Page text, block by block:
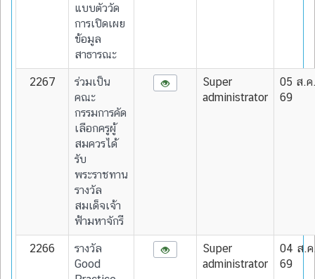
แบบตัววัด
การเปิดเผย
ข้อมูล
สาธารณะ
2267
ร่วมเป็น
คณะ
กรรมการคัด
เลือกครูผู้
สมควรได้
รับ
พระราชทาน
รางวัล
สมเด็จเจ้า
ฟ้ามหาจักรี
Super
administrator
05 ส.
69
2266
รางวัล
Good
Super
administrator
04 ส.
69